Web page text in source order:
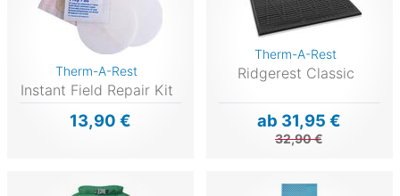
Therm-A-Rest
Instant Field Repair Kit
13,90 €
Therm-A-Rest
Ridgerest Classic
ab 31,95 €
32,90 €